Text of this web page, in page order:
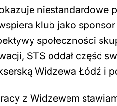
niestandardowe
klub jako
społeczności
STS oddał część
Widzewa Łódź i
z Widzewem